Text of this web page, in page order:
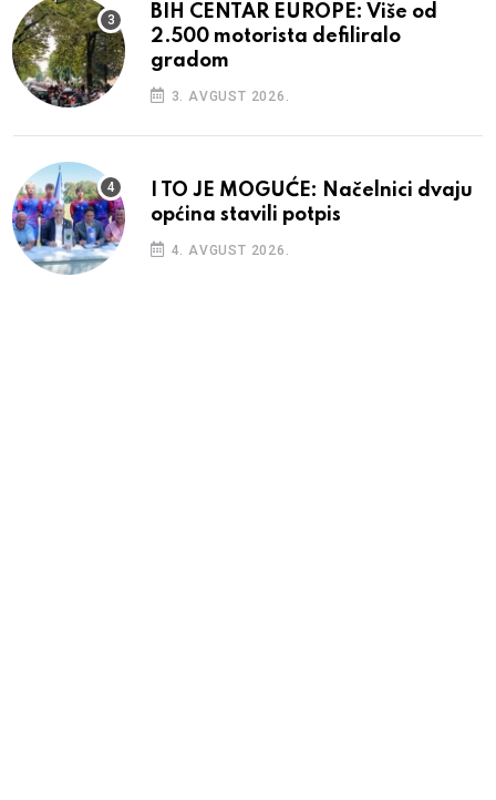
BIH CENTAR EUROPE: Više od
2.500 motorista defiliralo
gradom
3. AVGUST 2026.
I TO JE MOGUĆE: Načelnici dvaju
općina stavili potpis
4. AVGUST 2026.